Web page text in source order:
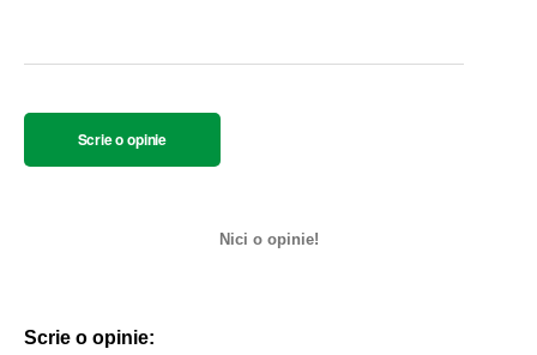
Scrie o opinie
Nici o opinie!
Scrie o opinie: